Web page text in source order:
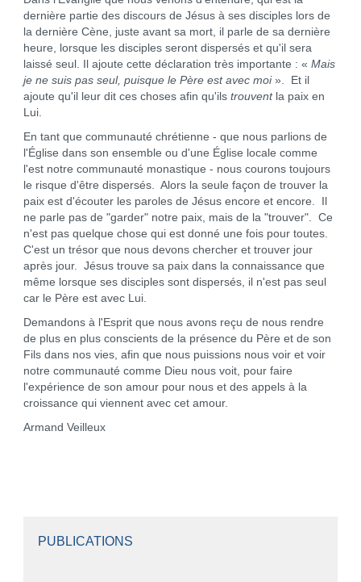
dernière partie des discours de Jésus à ses disciples lors de
la dernière Cène, juste avant sa mort, il parle de sa dernière
heure, lorsque les disciples seront dispersés et qu'il sera
laissé seul. Il ajoute cette déclaration très importante : « Mais
je ne suis pas seul, puisque le Père est avec moi». Et il
ajoute qu'il leur dit ces choses afin qu'ils trouventla paix en
Lui.
En tant que communauté chrétienne - que nous parlions de
l'Église dans son ensemble ou d'une Église locale comme
l'est notre communauté monastique - nous courons toujours
le risque d'être dispersés. Alors la seule façon de trouver la
paix est d'écouter les paroles de Jésus encore et encore. Il
ne parle pas de "garder" notre paix, mais de la "trouver". Ce
n'est pas quelque chose qui est donné une fois pour toutes.
C'est un trésor que nous devons chercher et trouver jour
après jour. Jésus trouve sa paix dans la connaissance que
même lorsque ses disciples sont dispersés, il n'est pas seul
car le Père est avec Lui.
Demandons à l'Esprit que nous avons reçu de nous rendre
de plus en plus conscients de la présence du Père et de son
Fils dans nos vies, afin que nous puissions nous voir et voir
notre communauté comme Dieu nous voit, pour faire
l'expérience de son amour pour nous et des appels à la
croissance qui viennent avec cet amour.
Armand Veilleux
PUBLICATIONS